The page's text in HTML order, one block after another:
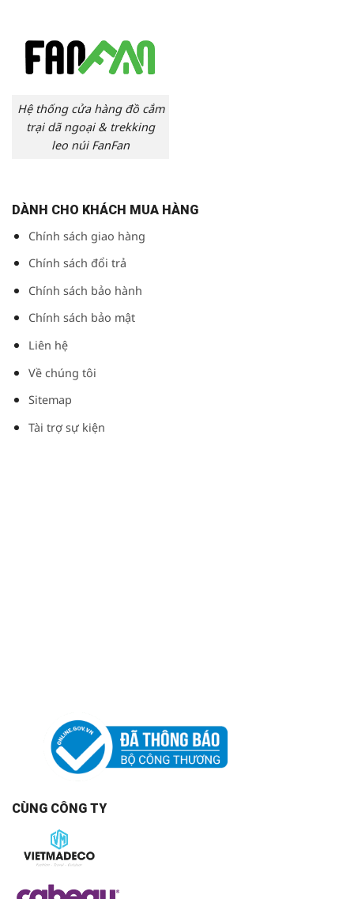
Hệ thống cửa hàng đồ cắm
trại dã ngoại & trekking
leo núi FanFan
DÀNH CHO KHÁCH MUA HÀNG
Chính sách giao hàng
Chính sách đổi trả
Chính sách bảo hành
Chính sách bảo mật
Liên hệ
Về chúng tôi
Sitemap
Tài trợ sự kiện
CÙNG CÔNG TY